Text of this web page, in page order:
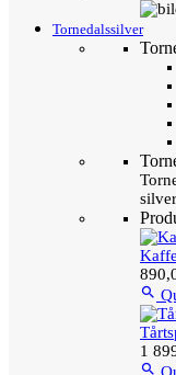
Tornedalssilver

1
